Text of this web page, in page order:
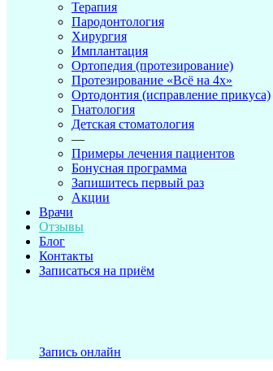
Терапия
Пародонтология
Хирургия
Имплантация
Ортопедия (протезирование)
Протезирование «Всё на 4х»
Ортодонтия (исправление прикуса)
Гнатология
Детская стоматология
—
Примеры лечения пациентов
Бонусная программа
Запишитесь первый раз
Акции
Врачи
Отзывы
Блог
Контакты
Записаться на приём
Запись онлайн